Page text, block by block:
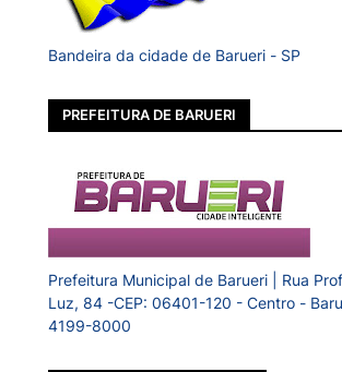
Bandeira da cidade de Barueri - SP
PREFEITURA DE BARUERI
Prefeitura Municipal de Barueri | Rua
Luz, 84 -CEP: 06401-120 - Centro -
4199-8000